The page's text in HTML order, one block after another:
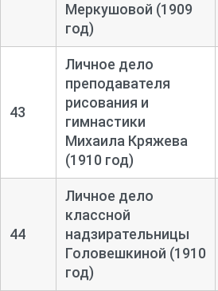
Меркушовой (1909
год)
43
Личное дело
преподавателя
рисования и
гимнастики
Михаила Кряжева
(1910 год)
44
Личное дело
классной
надзирательницы
Головешкиной (1910
год)